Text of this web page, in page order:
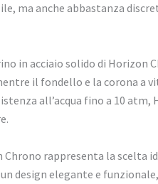
ma anche abbastanza
in acciaio solido di Horizon
il fondello e la corona a
all’acqua fino a 10
rappresenta la scelta
design elegante e